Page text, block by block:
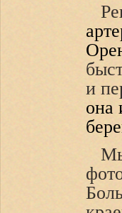
и
она
Мы